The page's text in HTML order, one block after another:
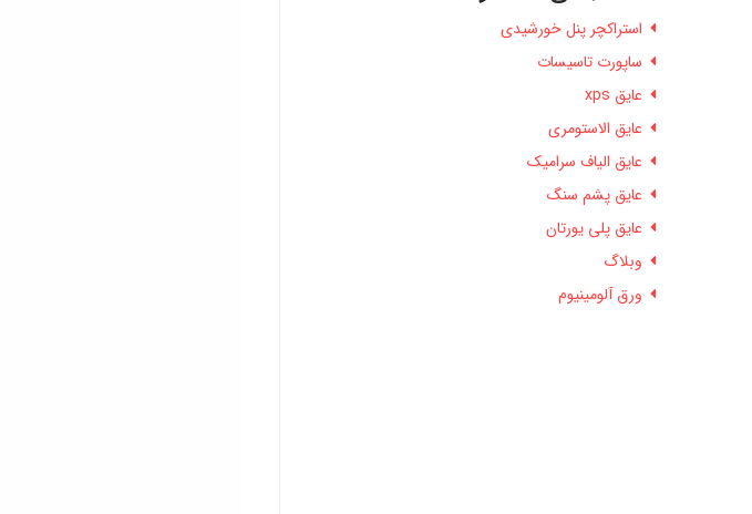
استراکچر پنل خورشیدی
ساپورت تاسیسات
عایق xps
عایق الاستومری
عایق الیاف سرامیک
عایق پشم سنگ
عایق پلی یورتان
وبلاگ
ورق آلومینیوم